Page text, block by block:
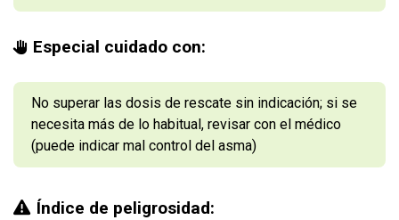
Especial cuidado con:
No superar las dosis de rescate sin indicación; si se
necesita más de lo habitual, revisar con el médico
(puede indicar mal control del asma)
Índice de peligrosidad: